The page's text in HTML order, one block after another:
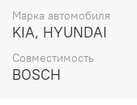
Производитель:
Марка автомобиля
KIA, HYUNDAI
Совместимость
BOSCH